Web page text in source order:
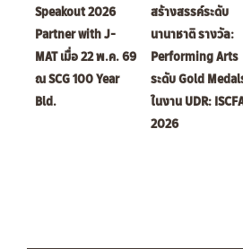
Speakout 2026
Partner with J-
MAT เมื่อ 22 พ.ค. 69
ณ SCG 100 Year
Bld.
สร้างสรรค์ระดับ
นานาชาติ รางวัล:
Performing Arts
ระดับ Gold
ในงาน UDR: ISCFA
2026